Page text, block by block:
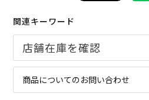
関連キーワード
商品についてのお問い合わせ